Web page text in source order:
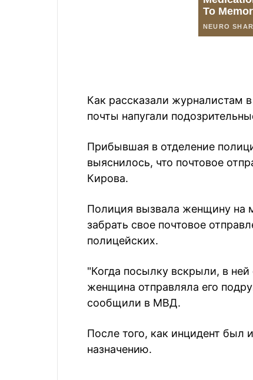
Как рассказали журналистам
почты напугали
Прибывшая в отделение
выяснилось, что почтовое
Кирова.
Полиция вызвала женщину на
забрать свое почтовое
полицейских.
"Когда посылку вскрыли, в
женщина отправляла его
сообщили в МВД.
После того, как инцидент был
назначению.